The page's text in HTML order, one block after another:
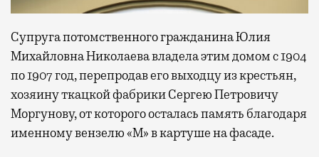
Супруга потомственного гражданина Юлия
Михайловна Николаева владела этим домом с 1904
по 1907 год, перепродав его выходцу из крестьян,
хозяину ткацкой фабрики Сергею Петровичу
Моргунову, от которого осталась память благодаря
именному вензелю «М» в картуше на фасаде.